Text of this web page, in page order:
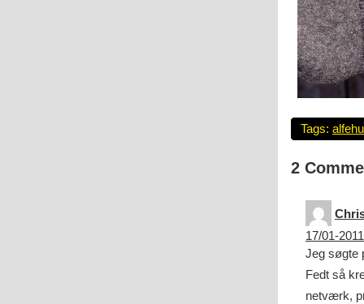
Tags:
2
17/01-
Jeg søgte
Fedt så
netværk,